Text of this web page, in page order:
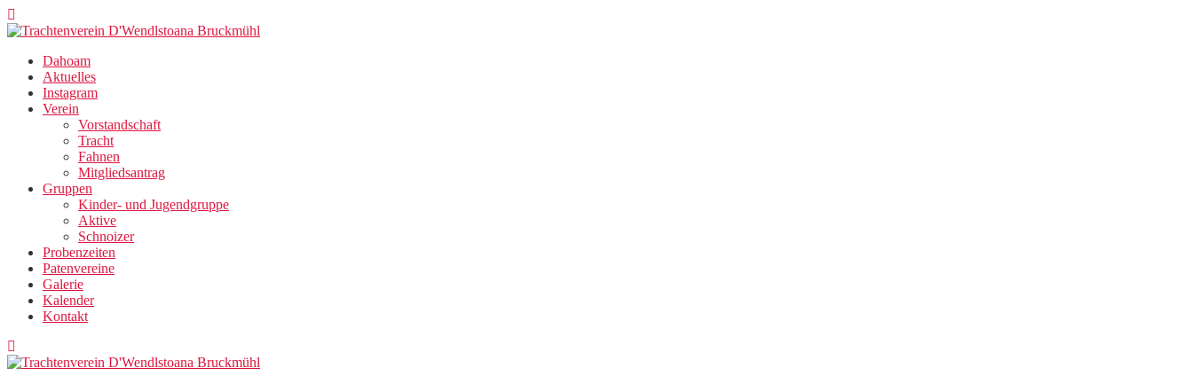
Zum
Inhalt
Dahoam
Aktuelles
Instagram
Verein
Vorstandschaft
Tracht
Fahnen
Mitgliedsantrag
Gruppen
Kinder- und Jugendgruppe
Aktive
Schnoizer
Probenzeiten
Patenvereine
Galerie
Kalender
Kontakt